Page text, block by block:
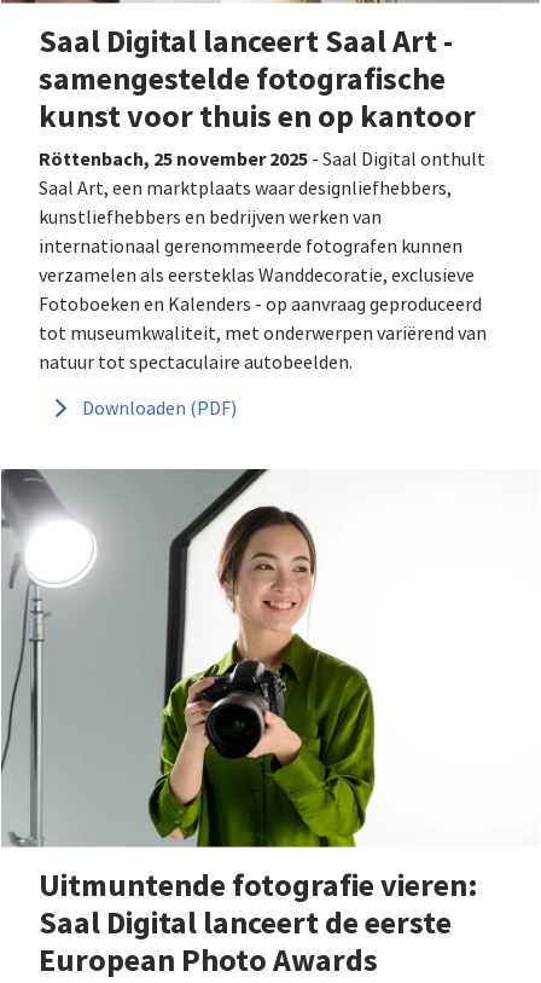
Saal Digital lanceert Saal Art -
samengestelde fotografische
kunst voor thuis en op kantoor
Röttenbach, 25 november 2025 - Saal Digital onthult
Saal Art, een marktplaats waar designliefhebbers,
kunstliefhebbers en bedrijven werken van
internationaal gerenommeerde fotografen kunnen
verzamelen als eersteklas Wanddecoratie, exclusieve
Fotoboeken en Kalenders - op aanvraag geproduceerd
tot museumkwaliteit, met onderwerpen variërend van
natuur tot spectaculaire autobeelden.
Downloaden (PDF)
Uitmuntende fotografie vieren:
Saal Digital lanceert de eerste
European Photo Awards